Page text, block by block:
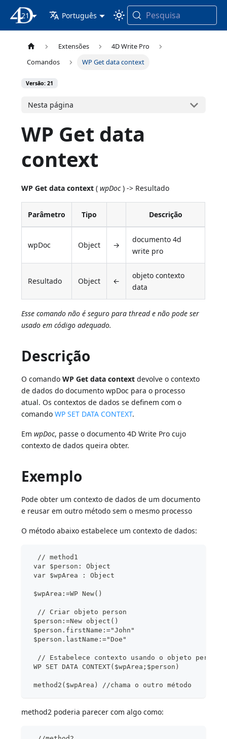
Documentação 4D
21 Português Pesquisa
Extensões
4D Write Pro
Comandos
WP Get data context
Versão: 21
Nesta página
WP Get data
context
WP Get data context (wpDoc) -> Resultado
Parâmetro Tipo Descrição
wpDoc Object →
documento 4d
write pro
Resultado Object ←
objeto contexto
data
Esse comando não é seguro para thread e não pode ser
usado em código adequado.
Descrição
O comandoWP Get data context devolve o contexto
de dados do documento wpDoc para o processo
atual. Os contextos de dados se definem com o
comandoWP SET DATA CONTEXT.
EmwpDoc, passe o documento 4D Write Pro cujo
contexto de dados queira obter.
Exemplo
Pode obter um contexto de dados de um documento
e reusar em outro método sem o mesmo processo
O método abaixo estabelece um contexto de dados:
// method1
var $person: Object
var $wpArea : Object
$wpArea:=WP New()
// Criar objeto person
$person:=New object()
$person.firstName:="John"
$person.lastName:="Doe"
// Estabelece contexto usando o objeto person
WP SET DATA CONTEXT($wpArea;$person)
method2($wpArea) //chama o outro método
method2 poderia parecer com algo como: